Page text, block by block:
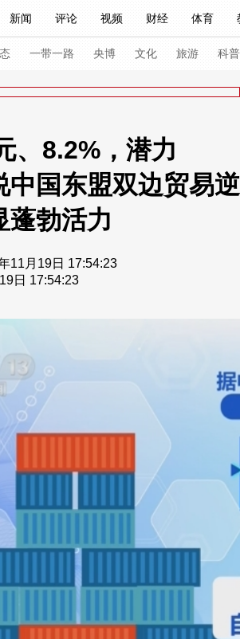
新闻 评论 视频 财经 体育
中国领导人 央视快评 习式妙语
节目单 听音 微视频 主持人
English Монгол
一带一路 央博 文化 旅游 科普
晚
国际 评论 经济 军事 科技
联播+ 热解读
比划 快看
乡村振兴 央博
展会 云顶对话
直播 节目单 栏目
、8.2%，潜力
中国东盟双边贸易逆
蓬勃活力
11月19日 17:54:23
日 17:54:23